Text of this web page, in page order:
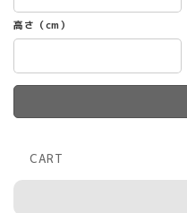
高さ（cm）
CART